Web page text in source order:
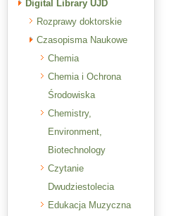
Digital Library UJD
Rozprawy doktorskie
Czasopisma Naukowe
Chemia
Chemia i Ochrona
Środowiska
Chemistry,
Environment,
Biotechnology
Czytanie
Dwudziestolecia
Edukacja Muzyczna